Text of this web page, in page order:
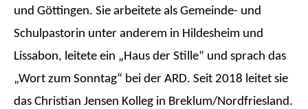
und Göttingen. Sie arbeitete als Gemeinde- und
Schulpastorin unter anderem in Hildesheim und
Lissabon, leitete ein „Haus der Stille“ und sprach das
„Wort zum Sonntag“ bei der ARD. Seit 2018 leitet sie
das Christian Jensen Kolleg in Breklum/Nordfriesland.